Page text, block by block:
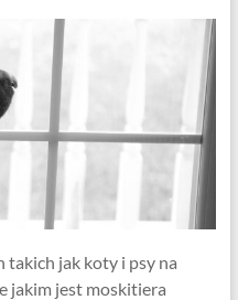
takich jak koty i psy na
jakim jest moskitiera